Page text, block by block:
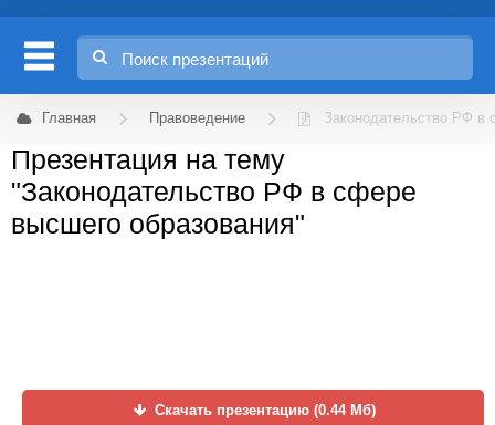
Главная Правоведение Законодательство РФ в
Презентация на тему
"Законодательство РФ в сфере
высшего образования"
Скачать презентацию (0.44 Мб)